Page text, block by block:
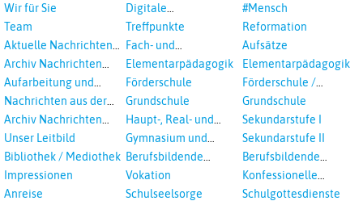
Wir für Sie
Team
Aktuelle Nachrichten
aus dem RPI
Archiv Nachrichten
aus dem RPI ab 2018
Aufarbeitung und
Prävention
Landeskirche und EKD
Nachrichten aus der
Landeskirche
Archiv Nachrichten
aus der Landeskirche
Unser Leitbild
Bibliothek / Mediothek
Impressionen
Anreise
Digitale
Veranstaltungen
Treffpunkte
Fach- und
Studientagungen
Elementarpädagogik
Förderschule
Grundschule
Haupt-, Real- und
Oberschule
Gymnasium und
Gesamtschule
Berufsbildende
Schulen
Vokation
Schulseelsorge
#Mensch
Reformation
Aufsätze
Elementarpädagogik
Förderschule /
Inklusion
Grundschule
Sekundarstufe I
Sekundarstufe II
Berufsbildende
Schulen
Konfessionelle
Kooperation
Schulgottesdienste